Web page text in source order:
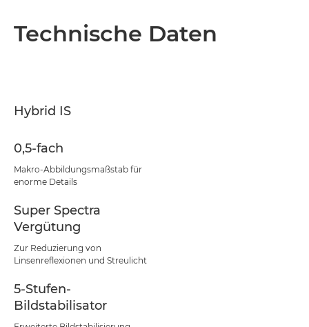
Technische Daten
Hybrid IS
0,5-fach
Makro-Abbildungsmaßstab für
enorme Details
Super Spectra
Vergütung
Zur Reduzierung von
Linsenreflexionen und Streulicht
5-Stufen-
Bildstabilisator